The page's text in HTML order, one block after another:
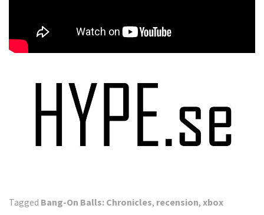
Tagged Bang-On Balls: Chronicles, recension, xbox